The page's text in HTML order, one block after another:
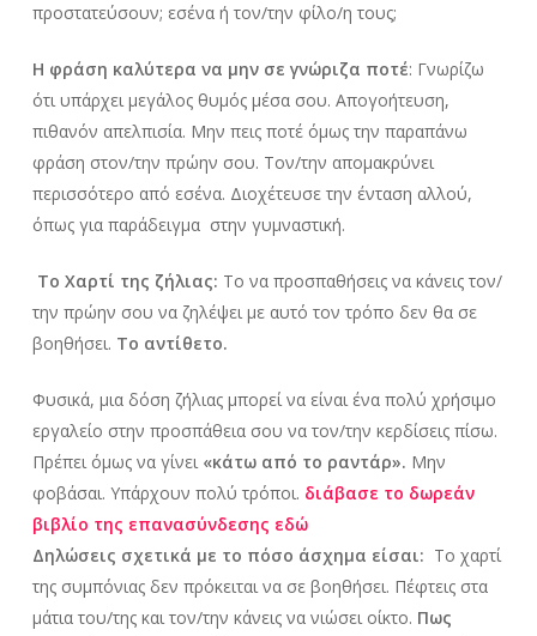
προστατεύσουν; εσένα ή τον/την φίλο/η τους;
Η φράση καλύτερα να μην σε γνώριζα ποτέ: Γνωρίζω
ότι υπάρχει μεγάλος θυμός μέσα σου. Απογοήτευση,
πιθανόν απελπισία. Μην πεις ποτέ όμως την παραπάνω
φράση στον/την πρώην σου. Τον/την απομακρύνει
περισσότερο από εσένα. Διοχέτευσε την ένταση αλλού,
όπως για παράδειγμα στην γυμναστική.
Το Χαρτί της ζήλιας: Το να προσπαθήσεις να κάνεις τον/
την πρώην σου να ζηλέψει με αυτό τον τρόπο δεν θα σε
βοηθήσει. Το αντίθετο.
Φυσικά, μια δόση ζήλιας μπορεί να είναι ένα πολύ χρήσιμο
εργαλείο στην προσπάθεια σου να τον/την κερδίσεις πίσω.
Πρέπει όμως να γίνει «κάτω από το ραντάρ». Μην
φοβάσαι. Υπάρχουν πολύ τρόποι. διάβασε το δωρεάν
βιβλίο της επανασύνδεσης εδώ
Δηλώσεις σχετικά με το πόσο άσχημα είσαι: Το χαρτί
της συμπόνιας δεν πρόκειται να σε βοηθήσει. Πέφτεις στα
μάτια του/της και τον/την κάνεις να νιώσει οίκτο. Πως